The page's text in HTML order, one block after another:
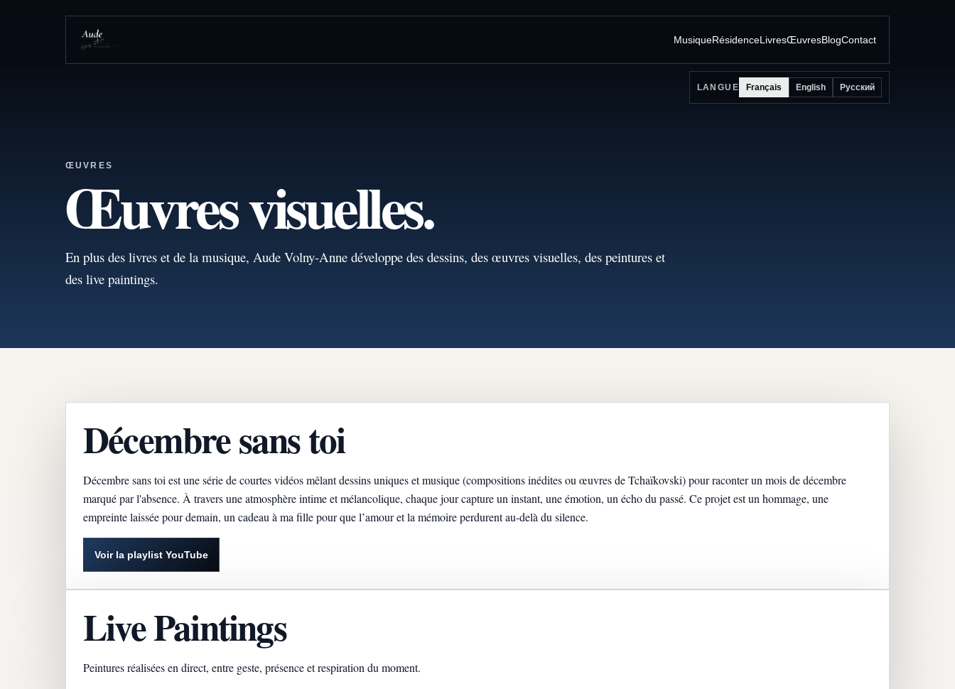
MusiqueRésidenceLivresŒuvresBlogContact
LANGUE Français English Русский
ŒUVRES
Œuvres visuelles.
En plus des livres et de la musique, Aude Volny-Anne développe des dessins, des œuvres visuelles, des peintures et
des live paintings.
Décembre sans toi
Décembre sans toi est une série de courtes vidéos mêlant dessins uniques et musique (compositions inédites ou œuvres de Tchaïkovski) pour raconter un mois de décembre
marqué par l'absence. À travers une atmosphère intime et mélancolique, chaque jour capture un instant, une émotion, un écho du passé. Ce projet est un hommage, une
empreinte laissée pour demain, un cadeau à ma fille pour que l’amour et la mémoire perdurent au-delà du silence.
Voir la playlist YouTube
Live Paintings
Peintures réalisées en direct, entre geste, présence et respiration du moment.